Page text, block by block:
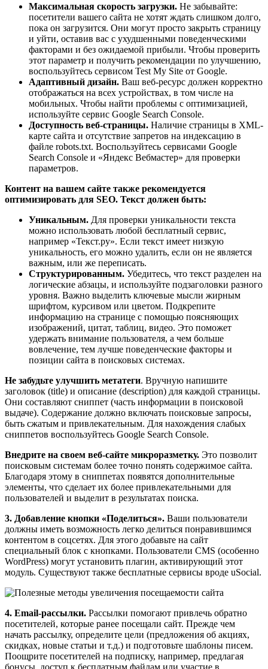
Максимальная скорость загрузки. Не забывайте:
посетители вашего сайта не хотят ждать слишком долго,
пока он загрузится. Они могут просто закрыть страницу
и уйти, оставив вас с ухудшенными поведенческими
факторами и без ожидаемой прибыли. Чтобы проверить
этот параметр и получить рекомендации по улучшению,
воспользуйтесь сервисом Test My Site от Google.
Адаптивный дизайн. Ваш веб-ресурс должен корректно
отображаться на всех устройствах, в том числе на
мобильных. Чтобы найти проблемы с оптимизацией,
используйте сервис Google Search Console.
Доступность веб-страницы. Наличие страницы в XML-
карте сайта и отсутствие запретов на индексацию в
файле robots.txt. Воспользуйтесь сервисами Google
Search Console и «Яндекс Вебмастер» для проверки
параметров.
Контент на вашем сайте также рекомендуется
оптимизировать для SEO. Текст должен быть:
Уникальным. Для проверки уникальности текста
можно использовать любой бесплатный сервис,
например «Текст.ру». Если текст имеет низкую
уникальность, его можно удалить, если он не является
важным, или же переписать.
Структурированным. Убедитесь, что текст разделен на
логические абзацы, и используйте подзаголовки разного
уровня. Важно выделить ключевые мысли жирным
шрифтом, курсивом или цветом. Подкрепите
информацию на странице с помощью поясняющих
изображений, цитат, таблиц, видео. Это поможет
удержать внимание пользователя, а чем больше
вовлечение, тем лучше поведенческие факторы и
позиции сайта в поисковых системах.
Не забудьте улучшить метатеги. Вручную напишите
заголовок (title) и описание (description) для каждой страницы.
Они составляют сниппет (часть информации в поисковой
выдаче). Содержание должно включать поисковые запросы,
быть сжатым и привлекательным. Для нахождения слабых
сниппетов воспользуйтесь Google Search Console.
Внедрите на своем веб-сайте микроразметку. Это позволит
поисковым системам более точно понять содержимое сайта.
Благодаря этому в сниппетах появятся дополнительные
элементы, что сделает их более привлекательными для
пользователей и выделит в результатах поиска.
3. Добавление кнопки «Поделиться». Ваши пользователи
должны иметь возможность легко делиться понравившимся
контентом в соцсетях. Для этого добавьте на сайт
специальный блок с кнопками. Пользователи CMS (особенно
WordPress) могут установить плагин, активирующий этот
модуль. Существуют также бесплатные сервисы вроде uSocial.
4. Email-рассылки. Рассылки помогают привлечь обратно
посетителей, которые ранее посещали сайт. Прежде чем
начать рассылку, определите цели (предложения об акциях,
скидках, новые статьи и т.д.) и подготовьте шаблоны писем.
Поощрите посетителей на подписку, например, предлагая
бонусы, доступ к бесплатным файлам или участие в